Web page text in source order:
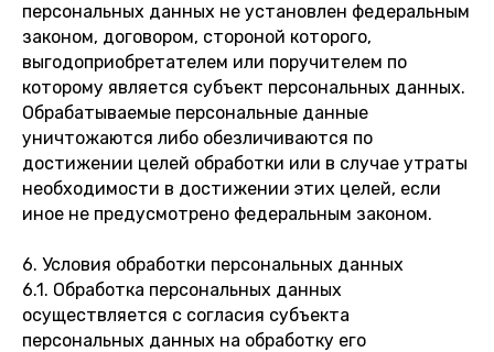
персональных данных не установлен федеральным
законом, договором, стороной которого,
выгодоприобретателем или поручителем по
которому является субъект персональных данных.
Обрабатываемые персональные данные
уничтожаются либо обезличиваются по
достижении целей обработки или в случае утраты
необходимости в достижении этих целей, если
иное не предусмотрено федеральным законом.
6. Условия обработки персональных данных
6.1. Обработка персональных данных
осуществляется с согласия субъекта
персональных данных на обработку его